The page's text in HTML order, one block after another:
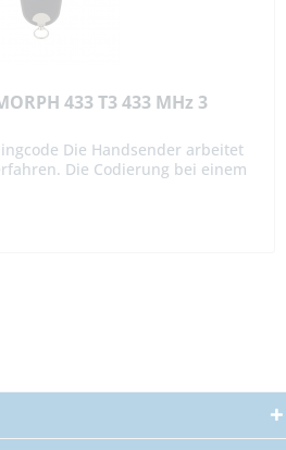
433 T3 433 MHz 3
Die Handsender arbeitet
Die Codierung bei einem